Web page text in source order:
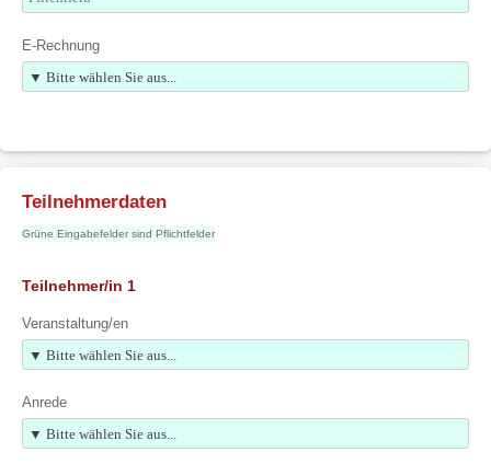
E-Rechnung
Teilnehmerdaten
Grüne Eingabefelder sind Pflichtfelder
Teilnehmer/in 1
Veranstaltung/en
Anrede